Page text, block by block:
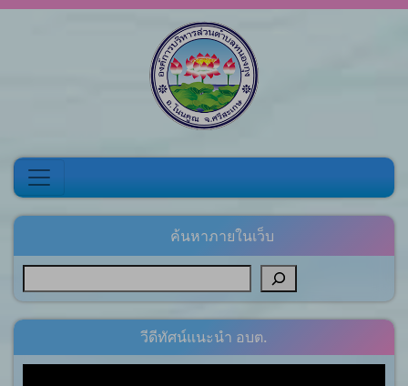
ค้นหาภายในเว็บ
วีดีทัศน์แนะนำ อบต.